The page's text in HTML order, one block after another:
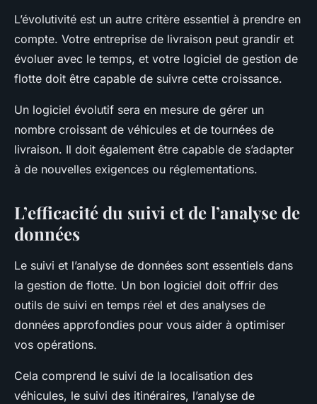
L’évolutivité est un autre critère essentiel à prendre en
compte. Votre entreprise de livraison peut grandir et
évoluer avec le temps, et votre logiciel de gestion de
flotte doit être capable de suivre cette croissance.
Un logiciel évolutif sera en mesure de gérer un
nombre croissant de véhicules et de tournées de
livraison. Il doit également être capable de s’adapter
à de nouvelles exigences ou réglementations.
L’efficacité du suivi et de l’analyse de
données
Le suivi et l’analyse de données sont essentiels dans
la gestion de flotte. Un bon logiciel doit offrir des
outils de suivi en temps réel et des analyses de
données approfondies pour vous aider à optimiser
vos opérations.
Cela comprend le suivi de la localisation des
véhicules, le suivi des itinéraires, l’analyse de